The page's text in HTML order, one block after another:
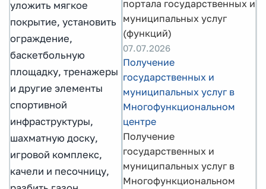
уложить мягкое
покрытие, установить
ограждение,
баскетбольную
площадку, тренажеры
и другие элементы
спортивной
инфраструктуры,
шахматную доску,
игровой комплекс,
качели и песочницу,
портала государственных и
муниципальных услуг
(функций)
07.07.2026
Получение
государственных и
муниципальных услуг в
Многофункциональном
центре
Получение
государственных и
муниципальных услуг в
Многофункциональном